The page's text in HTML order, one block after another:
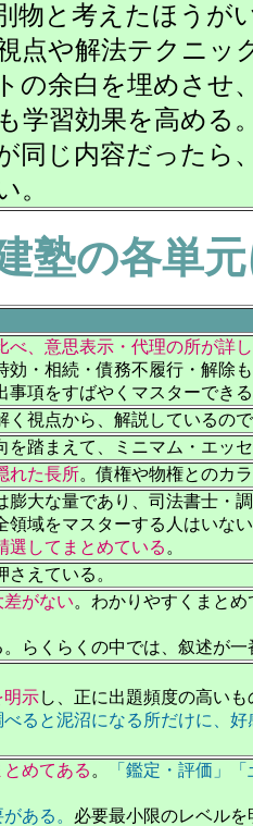
物と考えたほうが
点や解法テクニッ
の余白を埋めさせ
学習効果を高める
同じ内容だったら
。
塾の各単
べ、意思表示・代理の所が詳
効・相続・債務不履行・解除
事項をすばやくマスターでき
く視点から、解説しているの
を踏まえて、ミニマム・エッ
れた長所。債権や物権とのカ
膨大な量であり、司法書士・
領域をマスターする人はいな
選してまとめている 。
さえている。
がない。わかりやすくまと
らくらくの中では、叙述が
明示し、正に出題頻度の高い
べると泥沼になる所だけに、
めてある 。
「鑑定・評価」
ある。 必要最小限のレベル